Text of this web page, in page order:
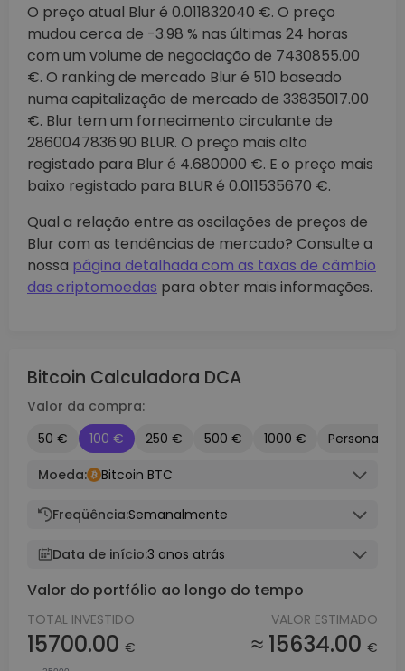
O preço atual Blur é 0.011832040 €. O preço
mudou cerca de -3.98 % nas últimas 24 horas
com um volume de negociação de 7430855.00
€. O ranking de mercado Blur é 510 baseado
numa capitalização de mercado de 33835017.00
€. Blur tem um fornecimento circulante de
2860047836.90 BLUR. O preço mais alto
registado para Blur é 4.680000 €. E o preço mais
baixo registado para BLUR é 0.011535670 €.
Qual a relação entre as oscilações de preços de
Blur com as tendências de mercado? Consulte a
nossa página detalhada com as taxas de câmbio
das criptomoedas para obter mais informações.
Bitcoin Calculadora DCA
Valor da compra:
50 €
100 € 250 € 500 € 1000 €
Moeda:
Bitcoin BTC
Freqüência:Semanalmente
Data de início:3 anos atrás
Valor do portfólio ao longo do tempo
TOTAL INVESTIDO
15700.00 €
VALOR ESTIMADO
≈ 15634.00 €